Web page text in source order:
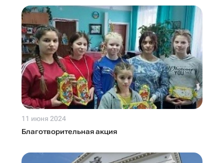
11 июня 2024
Благотворительная акция